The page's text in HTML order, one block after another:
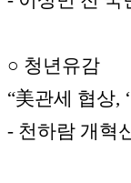
○ 청년유감
“美관세 협상,
- 천하람 개혁